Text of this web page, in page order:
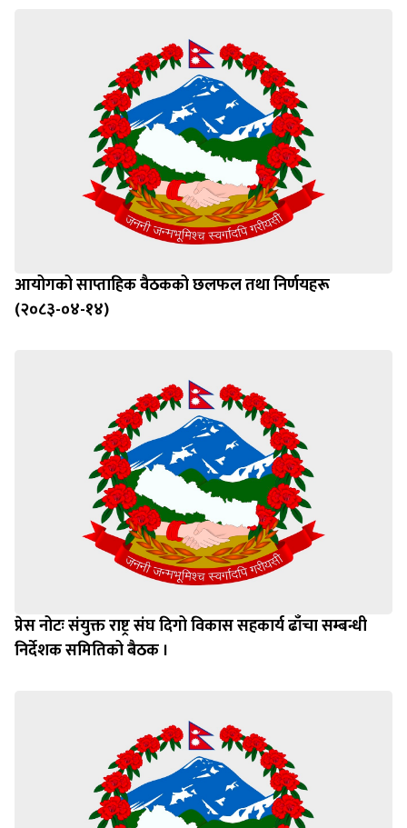
आयोगको साप्ताहिक वैठकको छलफल तथा निर्णयहरू
(२०८३-०४-१४)
प्रेस नोटः संयुक्त राष्ट्र संघ दिगो विकास सहकार्य ढाँचा सम्बन्धी
निर्देशक समितिको बैठक ।